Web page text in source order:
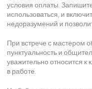
условия оплаты.
использоваться, и
недоразумений и
При встрече с мастером
пунктуальность и
уважительно относится к
в работе.